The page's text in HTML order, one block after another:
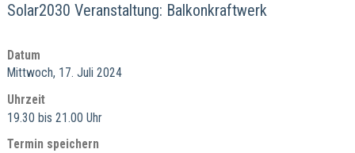
Solar2030 Veranstaltung: Balkonkraftwerk
Datum
Mittwoch, 17. Juli 2024
Uhrzeit
19.30 bis 21.00 Uhr
Termin speichern